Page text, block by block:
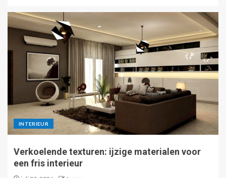
INTERIEUR
Verkoelende texturen: ijzige materialen voor
een fris interieur